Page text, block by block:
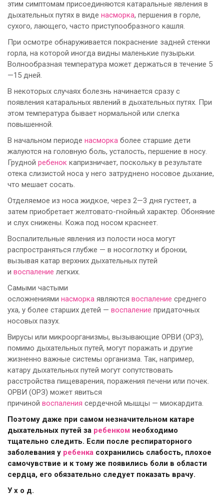
этим симптомам присоединяются катаральные явления в
дыхательных путях в виде насморка, першения в горле,
сухого, лающего, часто приступообразного кашля.
При осмотре обнаруживается покраснение задней стенки
ropлa, на которой иногда видны маленькие пузырьки.
Волнообразная температура может держаться в течение 5
—15 дней.
В некоторых случаях болезнь начинается сразу с
появления катаральных явлений в дыхательных путях. При
этом температура бывает нормальной или слегка
повышенной.
В начальном периоде насморка более старшие дети
жалуются на головную боль, усталость, першение в носу.
Грудной ребенок капризничает, поскольку в результате
отека слизистой носа у него затруднено носовое дыхание,
что мешает сосать.
Отделяемое из носа жидкое, через 2—3 дня густеет, а
затем приобретает желтовато-гнойный характер. Обоняние
и слух снижены. Кожа под носом краснеет.
Воспалительные явления из полости носа могут
распространяться глубже — в носоглотку и бронхи,
вызывая катар верхних дыхательных путей
и воспаление легких.
Самыми частыми
осложнениями насморка являются воспаление среднего
уха, у более старших детей — воспаление придаточных
носовых пазух.
Вирусы или микроорганизмы, вызывающие ОРВИ (ОРЗ),
помимо дыхательных путей, могут поражать и другие
жизненно важные системы организма. Так, например,
катару дыхательных путей могут сопутствовать
расстройства пищеварения, поражения печени или почек.
ОРВИ (ОРЗ) может явиться
причиной воспаления сердечной мышцы — миокардита.
Поэтому даже при самом незначительном катаре
дыхательных путей за ребенком необходимо
тщательно следить. Если после респираторного
заболевания у ребенка сохранились слабость, плохое
самочувствие и к тому же появились боли в области
сердца, его обязательно следует показать врачу.
У х о д.